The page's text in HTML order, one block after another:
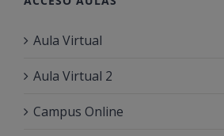
Aula Virtual
Aula Virtual 2
Campus Online